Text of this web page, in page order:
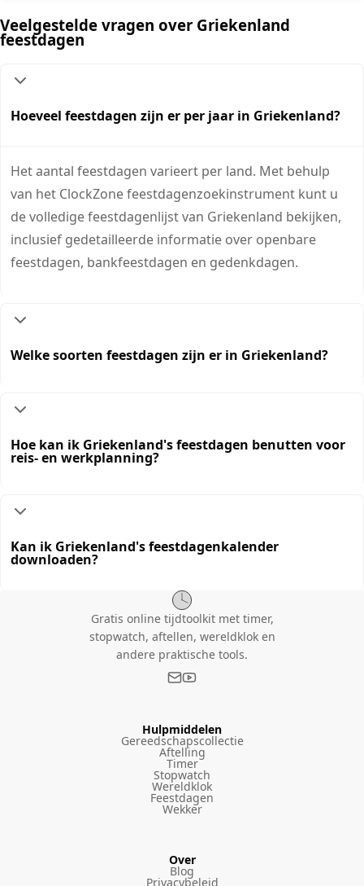
Veelgestelde vragen over Griekenland
feestdagen
Hoeveel feestdagen zijn er per jaar in Griekenland?
Het aantal feestdagen varieert per land. Met behulp
van het ClockZone feestdagenzoekinstrument kunt u
de volledige feestdagenlijst van Griekenland bekijken,
inclusief gedetailleerde informatie over openbare
feestdagen, bankfeestdagen en gedenkdagen.
Welke soorten feestdagen zijn er in Griekenland?
Hoe kan ik Griekenland's feestdagen benutten voor
reis- en werkplanning?
Kan ik Griekenland's feestdagenkalender
downloaden?
Gratis online tijdtoolkit met timer,
stopwatch, aftellen, wereldklok en
andere praktische tools.
Hulpmiddelen
Gereedschapscollectie
Aftelling
Timer
Stopwatch
Wereldklok
Feestdagen
Wekker
Over
Blog
Privacybeleid